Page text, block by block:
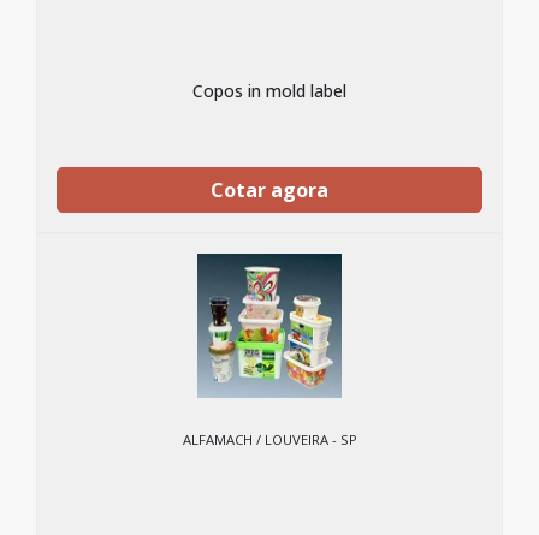
Copos in mold label
Cotar agora
ALFAMACH / LOUVEIRA - SP